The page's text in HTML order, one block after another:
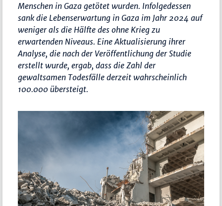
Menschen in Gaza getötet wurden. Infolgedessen
sank die Lebenserwartung in Gaza im Jahr 2024 auf
weniger als die Hälfte des ohne Krieg zu
erwartenden Niveaus. Eine Aktualisierung ihrer
Analyse, die nach der Veröffentlichung der Studie
erstellt wurde, ergab, dass die Zahl der
gewaltsamen Todesfälle derzeit wahrscheinlich
100.000 übersteigt.